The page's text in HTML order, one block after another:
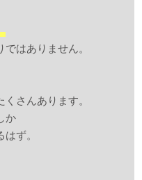
はありません。
さんあります。
か
ず。